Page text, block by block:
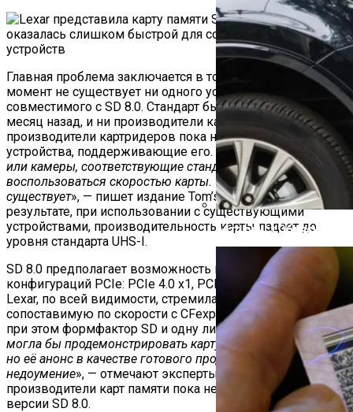
Автоюрист Объяснил,
Главная проблема заключается в том, что на данный
момент не существует ни одного устройства,
совместимого с SD 8.0. Стандарт был утверждён всего
месяц назад, и ни производители камер, ни
производители картридеров пока не успели выпустить
устройства, поддерживающие его. «Только картридеры
или камеры, соответствующие стандарту SD 8.0, могут
воспользоваться скоростью карты. Однако таких не
существует», — пишет издание Tom’s Hardware. В
результате, при использовании с существующими
устройствами, производительность карты падает до
уровня стандарта UHS-I.
SD 8.0 предполагает возможность нескольких версий и
конфигураций PCIe: PCIe 4.0 x1, PCIe 3.0 x2 и PCIe 4.0 x2.
Lexar, по всей видимости, стремилась создать SD-карту,
сопоставимую по скорости с CFexpress 4.0, используя
при этом формфактор SD и одну линию PCIe. «
Lexar
могла бы продемонстрировать карту SD 8.0 как концепт,
но её анонс в качестве готового продукта вызывает
недоумение», — отмечают эксперты. Другие
производители карт памяти пока не представили свои
версии SD 8.0.